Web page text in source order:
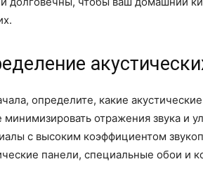
определите, какие
минимизировать отражения звука и
с высоким коэффициентом
панели, специальные обои и